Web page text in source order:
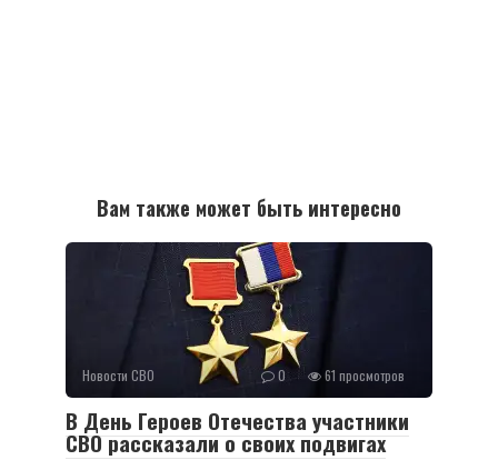
Вам также может быть интересно
Новости СВО 0 61 просмотров
В День Героев Отечества участники
СВО рассказали о своих подвигах